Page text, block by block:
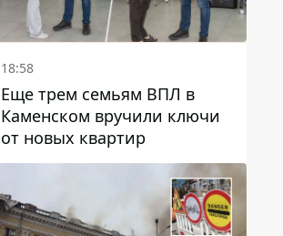
18:58
Еще трем семьям ВПЛ в
Каменском вручили ключи
от новых квартир